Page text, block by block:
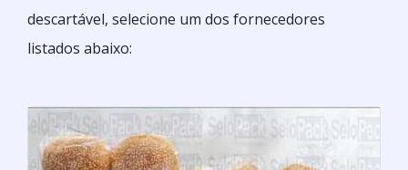
descartável, selecione um dos fornecedores
listados abaixo: